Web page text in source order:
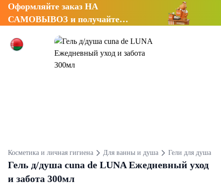
Оформляйте заказ НА
САМОВЫВОЗ и получайте
Косметика и личная гигиена Для ванны и душа Гели для душа
Гель д/душа cuna de LUNA Ежедневный уход
и забота 300мл